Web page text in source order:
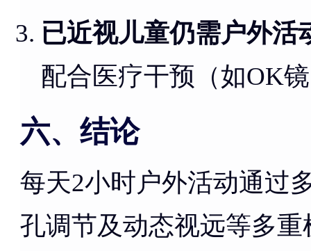
已近视儿童仍需户外活
配合医疗干预（如OK
六、结论
每天2小时户外活动通过
孔调节及动态视远等多